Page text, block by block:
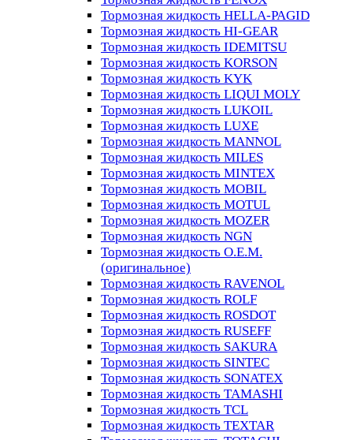
Тормозная жидкость HELLA-PAGID
Тормозная жидкость HI-GEAR
Тормозная жидкость IDEMITSU
Тормозная жидкость KORSON
Тормозная жидкость KYK
Тормозная жидкость LIQUI MOLY
Тормозная жидкость LUKOIL
Тормозная жидкость LUXE
Тормозная жидкость MANNOL
Тормозная жидкость MILES
Тормозная жидкость MINTEX
Тормозная жидкость MOBIL
Тормозная жидкость MOTUL
Тормозная жидкость MOZER
Тормозная жидкость NGN
Тормозная жидкость O.E.M.
(оригинальное)
Тормозная жидкость RAVENOL
Тормозная жидкость ROLF
Тормозная жидкость ROSDOT
Тормозная жидкость RUSEFF
Тормозная жидкость SAKURA
Тормозная жидкость SINTEC
Тормозная жидкость SONATEX
Тормозная жидкость TAMASHI
Тормозная жидкость TCL
Тормозная жидкость TEXTAR